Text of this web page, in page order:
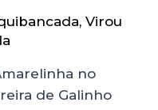
, Virou
no
de Galinho